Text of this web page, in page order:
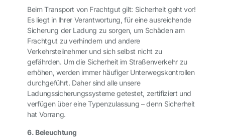
Beim Transport von Frachtgut gilt: Sicherheit geht vor!
Es liegt in Ihrer Verantwortung, für eine ausreichende
Sicherung der Ladung zu sorgen, um Schäden am
Frachtgut zu verhindern und andere
Verkehrsteilnehmer und sich selbst nicht zu
gefährden. Um die Sicherheit im Straßenverkehr zu
erhöhen, werden immer häufiger Unterwegskontrollen
durchgeführt. Daher sind alle unsere
Ladungssicherungssysteme getestet, zertifiziert und
verfügen über eine Typenzulassung – denn Sicherheit
hat Vorrang.
6. Beleuchtung